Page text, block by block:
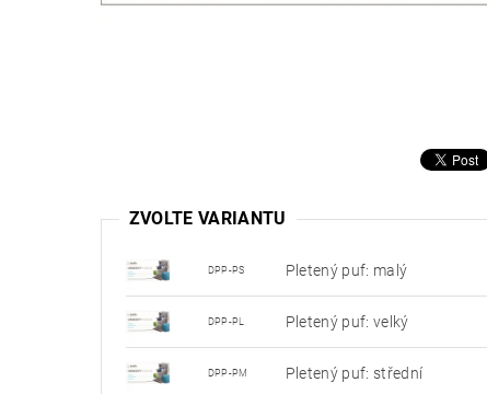
ZVOLTE VARIANTU
DPP-PS Pletený puf: malý
DPP-PL Pletený puf: velký
DPP-PM Pletený puf: střední